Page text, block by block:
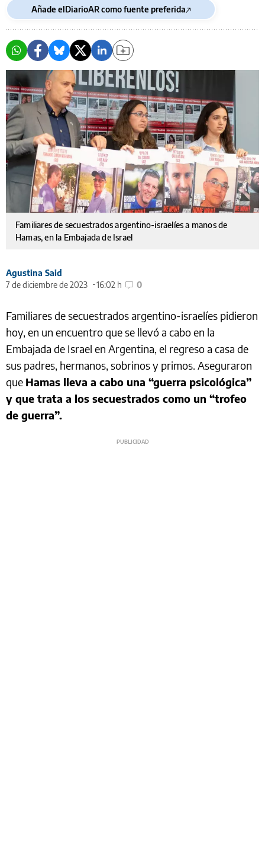
Añade elDiarioAR como fuente preferida
Familiares de secuestrados argentino-israelíes a manos de
Hamas, en la Embajada de Israel
Agustina Said
7 de diciembre de 2023
16:02 h 0
Familiares de secuestrados argentino-israelíes pidieron
hoy, en un encuentro que se llevó a cabo en la
Embajada de Israel en Argentina, el regreso a casa de
sus padres, hermanos, sobrinos y primos. Aseguraron
que Hamas lleva a cabo una “guerra psicológica”
y que trata a los secuestrados como un “trofeo
de guerra”.